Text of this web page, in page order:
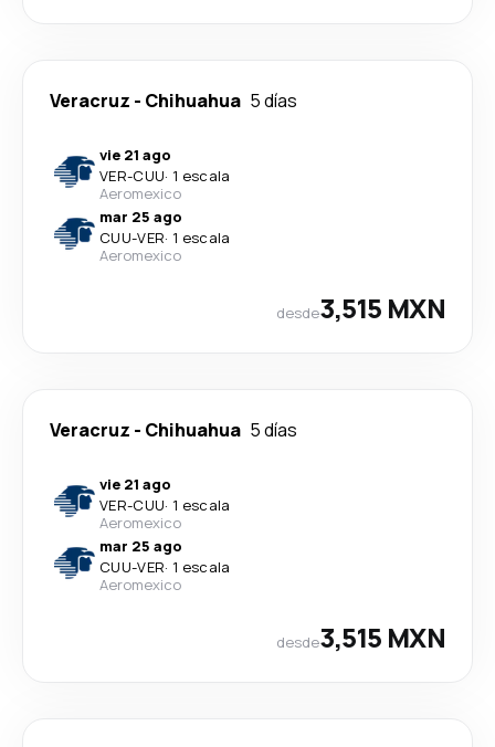
Veracruz - Chihuahua 5 días
vie 21 ago
VER-CUU· 1 escala
Aeromexico
mar 25 ago
CUU-VER· 1 escala
Aeromexico
desde3,515 MXN
Veracruz - Chihuahua 5 días
vie 21 ago
VER-CUU· 1 escala
Aeromexico
mar 25 ago
CUU-VER· 1 escala
Aeromexico
desde3,515 MXN